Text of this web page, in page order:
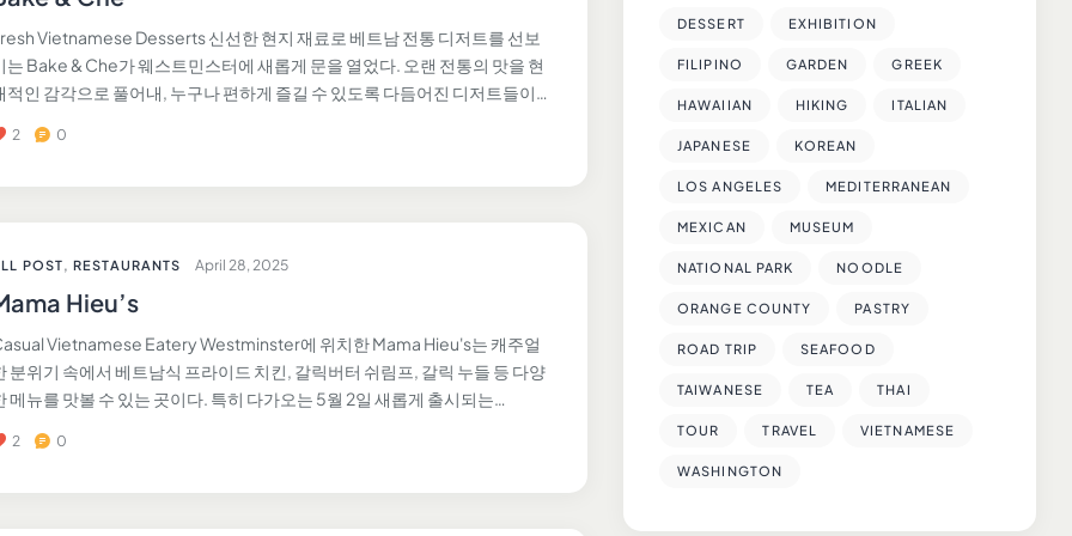
Vietnamese Desserts 신선한 현지 재료로 베트남 전통 디저트를 선보
는 Bake & Che가 웨스트민스터에 새롭게 문을 열었다. 오랜 전통의 맛을 현
적인 감각으로 풀어내, 누구나 편하게 즐길 수 있도록 다듬어진 디저트들이…
2 0
POST,RESTAURANTS April 28, 2025
Hieu’s
Vietnamese Eatery Westminster에 위치한 Mama Hieu's는 캐주얼
분위기 속에서 베트남식 프라이드 치킨, 갈릭버터 쉬림프, 갈릭 누들 등 다양
메뉴를 맛볼 수 있는 곳이다. 특히 다가오는 5월 2일 새롭게 출시되는…
2 0
DESSERT EXHIBITION
FILIPINO GARDEN GREEK
HAWAIIAN HIKING ITALIAN
JAPANESE KOREAN
LOS ANGELES MEDITERRANEAN
MEXICAN MUSEUM
NATIONAL PARK NOODLE
ORANGE COUNTY PASTRY
ROAD TRIP SEAFOOD
TAIWANESE TEA THAI
TOUR TRAVEL VIETNAMESE
WASHINGTON